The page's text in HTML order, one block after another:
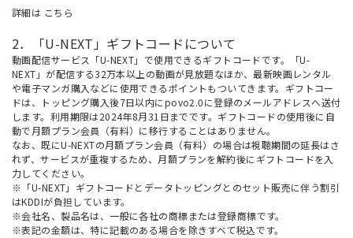
詳細は こちら
2．「U-NEXT」ギフトコードについて
動画配信サービス「U-NEXT」で使用できるギフトコードです。「U-
NEXT」が配信する32万本以上の動画が見放題なほか、最新映画レンタル
や電子マンガ購入などに使用できるポイントもついてきます。ギフトコー
ドは、トッピング購入後7日以内にpovo2.0に登録のメールアドレスへ送付
します。利用期限は2024年8月31日までです。ギフトコードの使用後に自
動で月額プラン会員（有料）に移行することはありません。
なお、既にU-NEXTの月額プラン会員（有料）の場合は視聴期間の延長はさ
れず、サービスが重複するため、月額プランを解約後にギフトコードを入
力してください。
※「U-NEXT」ギフトコードとデータトッピングとのセット販売に伴う割引
はKDDIが負担しています。
※会社名、製品名は、一般に各社の商標または登録商標です。
※表記の金額は、特に記載のある場合を除きすべて税込です。